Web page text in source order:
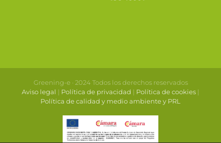
Greening-e · 2024 Todos los derechos reservados
Aviso legal | Política de privacidad | Política de cookies |
Política de calidad y medio ambiente y PRL